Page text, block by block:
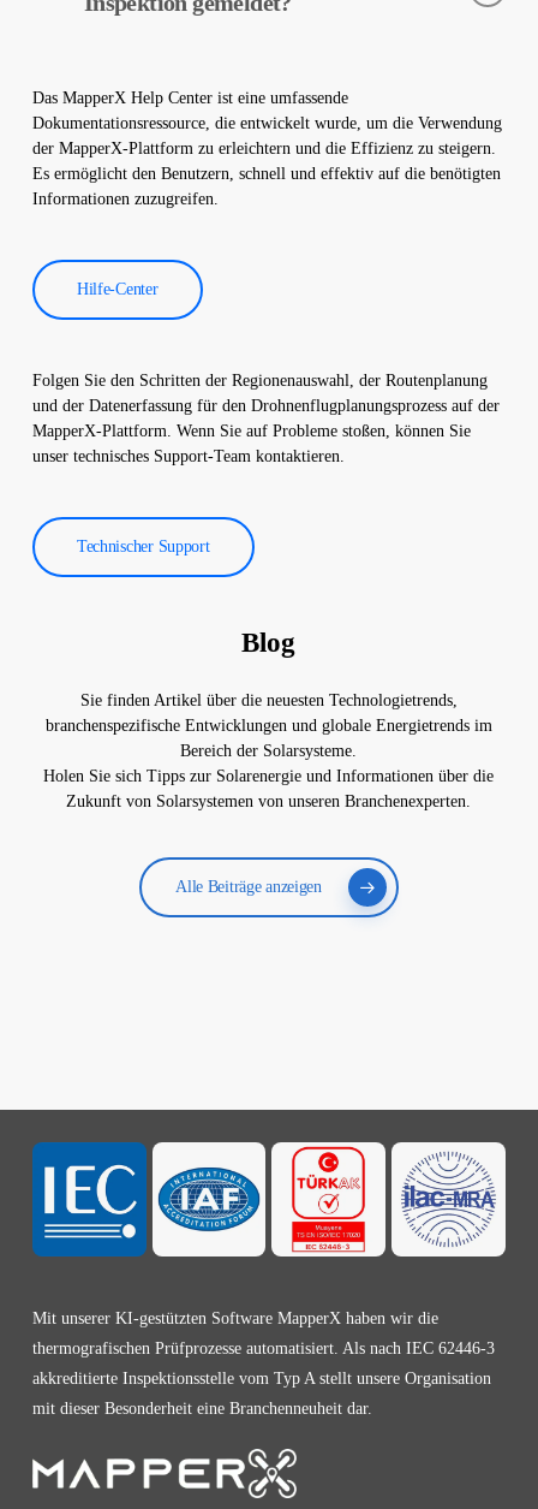
erstellt. Diese Berichte werden verwendet, um die Effizienz von
Solarkraftwerken zu verbessern und die Betriebskosten zu
senken.
Das MapperX Help Center ist eine umfassende
Dokumentationsressource, die entwickelt wurde, um die Verwendung
der MapperX-Plattform zu erleichtern und die Effizienz zu steigern.
Es ermöglicht den Benutzern, schnell und effektiv auf die benötigten
Informationen zuzugreifen.
Hilfe-Center
Folgen Sie den Schritten der Regionenauswahl, der Routenplanung
und der Datenerfassung für den Drohnenflugplanungsprozess auf der
MapperX-Plattform. Wenn Sie auf Probleme stoßen, können Sie
unser technisches Support-Team kontaktieren.
Technischer Support
Blog
Sie finden Artikel über die neuesten Technologietrends,
branchenspezifische Entwicklungen und globale Energietrends im
Bereich der Solarsysteme.
Holen Sie sich Tipps zur Solarenergie und Informationen über die
Zukunft von Solarsystemen von unseren Branchenexperten.
Alle Beiträge anzeigen
Mit unserer KI-gestützten Software MapperX haben wir die
thermografischen Prüfprozesse automatisiert. Als nach IEC 62446-3
akkreditierte Inspektionsstelle vom Typ A stellt unsere Organisation
mit dieser Besonderheit eine Branchenneuheit dar.